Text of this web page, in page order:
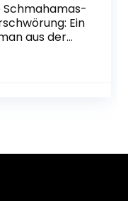
Schmahamas-
Ein
aus der